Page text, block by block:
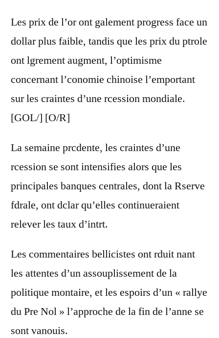
Les prix de l’or ont galement progress face un
dollar plus faible, tandis que les prix du ptrole
ont lgrement augment, l’optimisme
concernant l’conomie chinoise l’emportant
sur les craintes d’une rcession mondiale.
[GOL/] [O/R]
La semaine prcdente, les craintes d’une
rcession se sont intensifies alors que les
principales banques centrales, dont la Rserve
fdrale, ont dclar qu’elles continueraient
relever les taux d’intrt.
Les commentaires bellicistes ont rduit nant
les attentes d’un assouplissement de la
politique montaire, et les espoirs d’un « rallye
du Pre Nol » l’approche de la fin de l’anne se
sont vanouis.